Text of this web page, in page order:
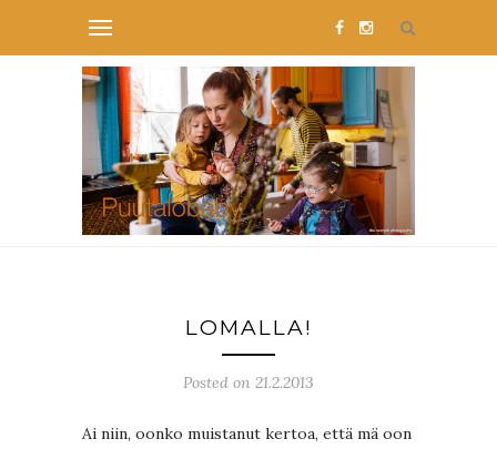
LOMALLA!
Posted on 21.2.2013
Ai niin, oonko muistanut kertoa, että mä oon